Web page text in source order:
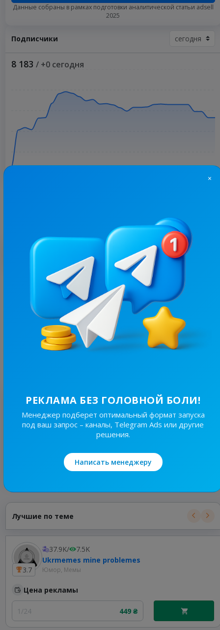
Данные собраны в рамках подготовки аналитической статьи adsell
2025
Подписчики
8 183 / +0 сегодня
С этим каналом часто покупают
18.2
29.2K/
3.8K
Юмор, GIF и video
Цена рекламы
@he**********
16 июня, 08:33
Показать ответ владельца
Лучшие по теме
3.7
37.9K/
7.5K
Ukrmemes mine problemes
Юмор, Мемы
Цена рекламы
1/24 449 ₴
×
РЕКЛАМА БЕЗ ГОЛОВНОЙ БОЛИ!
Менеджер подберет оптимальный формат запуска
под ваш запрос – каналы, Telegram Ads или другие
решения.
Написать менеджеру